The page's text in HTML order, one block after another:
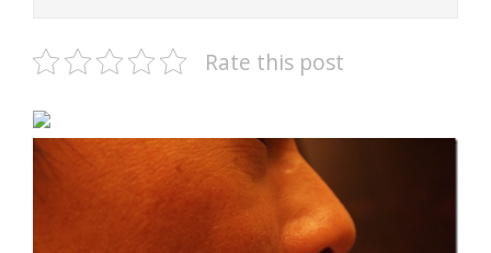
Rate this post